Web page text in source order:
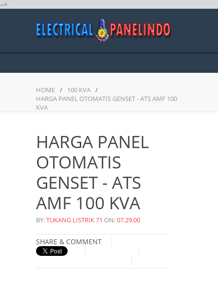
-->
HOME / 100 KVA /
HARGA PANEL OTOMATIS GENSET - ATS AMF 100
KVA
HARGA PANEL
OTOMATIS
GENSET - ATS
AMF 100 KVA
BY:TUKANG LISTRIK 71 ON:07.29.00
SHARE & COMMENT